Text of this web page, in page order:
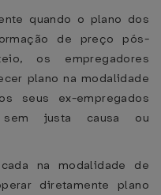
quando o plano dos
de preço pós-
os empregadores
plano na modalidade
seus ex-empregados
sem justa causa ou
na modalidade de
diretamente plano